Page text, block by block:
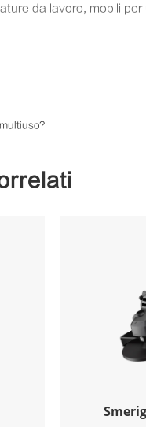
da lavoro, mobili